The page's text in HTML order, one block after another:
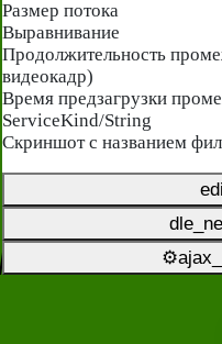
Размер потока :
Выравнивание :
Продолжительность
видеокадр)
Время предзагрузки
ServiceKind/String :
Скриншот c названием